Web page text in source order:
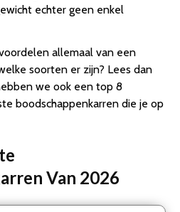
echter geen enkel
allemaal van een
soorten er zijn? Lees dan
we ook een top 8
boodschappenkarren die je op
Van 2026